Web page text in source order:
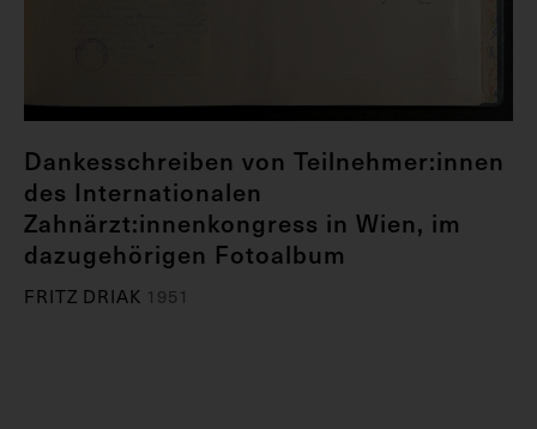
Dankesschreiben von Teilnehmer:innen
des Internationalen
Zahnärzt:innenkongress in Wien, im
dazugehörigen Fotoalbum
FRITZ DRIAK 1951